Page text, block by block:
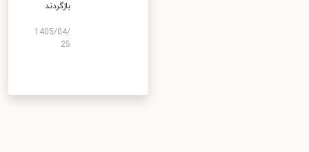
بازگردند
1405/04/
25